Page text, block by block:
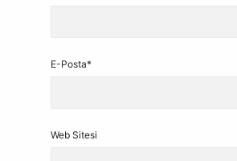
E-Posta*
Web Sitesi